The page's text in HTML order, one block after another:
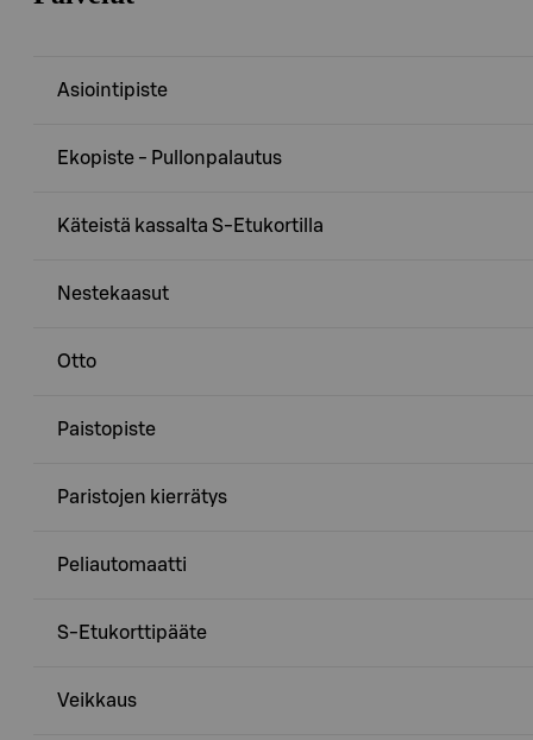
Asiointipiste
Ekopiste - Pullonpalautus
Käteistä kassalta S-Etukortilla
Nestekaasut
Otto
Paistopiste
Paristojen kierrätys
Peliautomaatti
S-Etukorttipääte
Veikkaus